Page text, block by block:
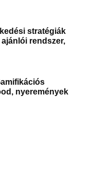
stratégiák
rendszer,
nyeremények